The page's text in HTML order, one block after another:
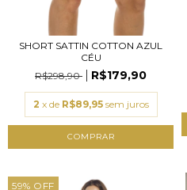
SHORT SATTIN COTTON AZUL
CÉU
R$298,90
R$179,90
2 x de R$89,95 sem juros
COMPRAR
59% OFF